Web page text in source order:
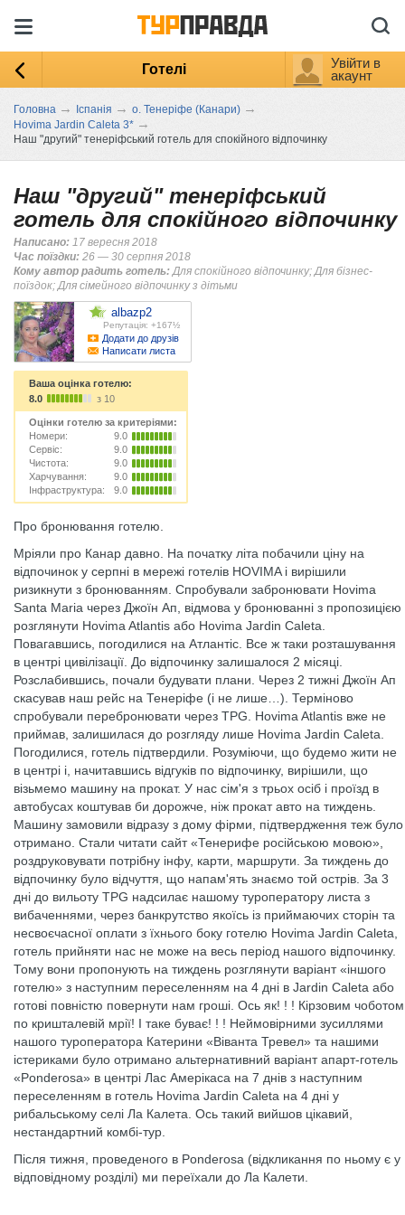
Готелі
Увійти в
акаунт
Головна → Іспанія → о. Тенеріфе (Канари) →
Hovima Jardin Caleta 3* →
Наш "другий" тенеріфський готель для спокійного відпочинку
Наш "другий" тенеріфський
готель для спокійного відпочинку
Написано: 17 вересня 2018
Час поїздки: 26 — 30 серпня 2018
Кому автор радить готель: Для спокійного відпочинку; Для бізнес-
поїздок; Для сімейного відпочинку з дітьми
albazp2
Репутація: +167½
Додати до друзів
Написати листа
Ваша оцінка готелю:
8.0
з 10
Оцінки готелю за критеріями:
Номери:
9.0
Сервіс:
9.0
Чистота:
9.0
Харчування:
9.0
Інфраструктура:
9.0
Про бронювання готелю.
Мріяли про Канар давно. На початку літа побачили ціну на
відпочинок у серпні в мережі готелів HOVIMA і вирішили
ризикнути з бронюванням. Спробували забронювати Hovima
Santa Maria через Джоїн Ап, відмова у бронюванні з пропозицією
розглянути Hovima Atlantis або Hovima Jardin Caleta.
Повагавшись, погодилися на Атлантіс. Все ж таки розташування
в центрі цивілізації. До відпочинку залишалося 2 місяці.
Розслабившись, почали будувати плани. Через 2 тижні Джоїн Ап
скасував наш рейс на Тенеріфе (і не лише…). Терміново
спробували перебронювати через TPG. Hovima Atlantis вже не
приймав, залишилася до розгляду лише Hovima Jardin Caleta.
Погодилися, готель підтвердили. Розуміючи, що будемо жити не
в центрі і, начитавшись відгуків по відпочинку, вирішили, що
візьмемо машину на прокат. У нас сім'я з трьох осіб і проїзд в
автобусах коштував би дорожче, ніж прокат авто на тиждень.
Машину замовили відразу з дому фірми, підтвердження теж було
отримано. Стали читати сайт «Тенерифе російською мовою»,
роздруковувати потрібну інфу, карти, маршрути. За тиждень до
відпочинку було відчуття, що напам'ять знаємо той острів. За 3
дні до вильоту TPG надсилає нашому туроператору листа з
вибаченнями, через банкрутство якоїсь із приймаючих сторін та
несвоєчасної оплати з їхнього боку готелю Hovima Jardin Caleta,
готель прийняти нас не може на весь період нашого відпочинку.
Тому вони пропонують на тиждень розглянути варіант «іншого
готелю» з наступним переселенням на 4 дні в Jardin Caleta або
готові повністю повернути нам гроші. Ось як! ! ! Кірзовим чоботом
по кришталевій мрії! І таке буває! ! ! Неймовірними зусиллями
нашого туроператора Катерини «Віванта Тревел» та нашими
істериками було отримано альтернативний варіант апарт-готель
«Ponderosa» в центрі Лас Амерікаса на 7 днів з наступним
переселенням в готель Hovima Jardin Caleta на 4 дні у
рибальському селі Ла Калета. Ось такий вийшов цікавий,
нестандартний комбі-тур.
Після тижня, проведеного в Ponderosa (відкликання по ньому є у
відповідному розділі) ми переїхали до Ла Калети.